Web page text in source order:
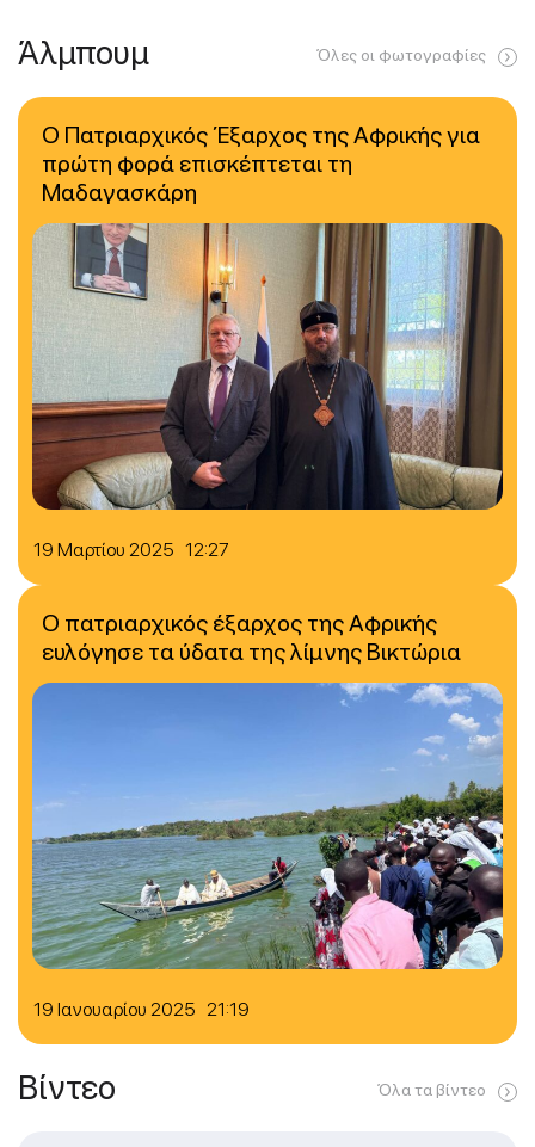
Άλμπουμ Όλες οι φωτογραφίες
19 Μαρτίου 2025 12:27
Ο Πατριαρχικός Έξαρχος της Αφρικής για
πρώτη φορά επισκέπτεται τη
Μαδαγασκάρη
19 Ιανουαρίου 2025 21:19
Ο πατριαρχικός έξαρχος της Αφρικής
ευλόγησε τα ύδατα της λίμνης Βικτώρια
Βίντεο Όλα τα βίντεο